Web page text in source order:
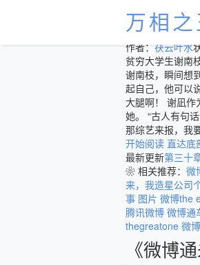
万相
微博通
作者： 茯云叶水
贫穷大学生谢南
谢南枝，瞬间想
起自己，他可以
大腿啊！ 谢凪作
她。 “古人有句
那综艺来报，我
开始阅读 直达底
最新更新第三十
❀ 相关推荐： 微
来，我造星公司
事 图片 微博the
腾讯微博 微博通
thegreatone 微
《微博